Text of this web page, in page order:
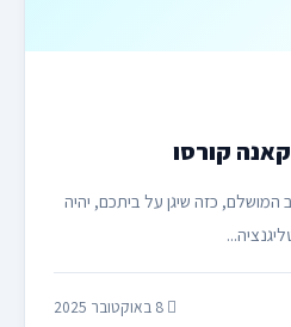
קורסו
כזה שיגן על ביתכם, יהיה